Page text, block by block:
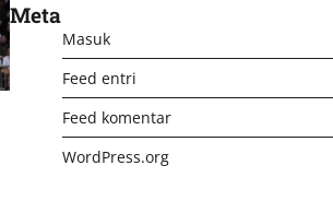
Meta
Masuk
Feed entri
Feed komentar
WordPress.org